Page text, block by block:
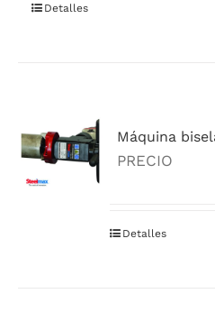
Detalles
Máquina
PRECIO
Detalles